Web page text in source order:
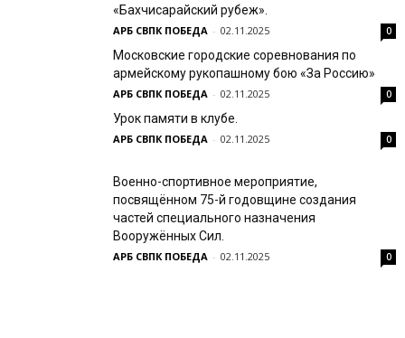
«Бахчисарайский рубеж».
АРБ СВПК ПОБЕДА - 02.11.2025 0
Московские городские соревнования по
армейскому рукопашному бою «За Россию»
АРБ СВПК ПОБЕДА - 02.11.2025 0
Урок памяти в клубе.
АРБ СВПК ПОБЕДА - 02.11.2025 0
Военно-спортивное мероприятие,
посвящённом 75-й годовщине создания
частей специального назначения
Вооружённых Сил.
АРБ СВПК ПОБЕДА - 02.11.2025 0